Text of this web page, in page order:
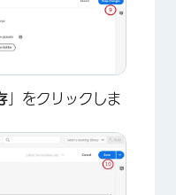
」をクリックしま